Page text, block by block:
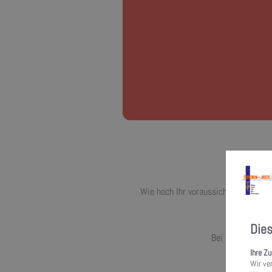
Wenn der Emissions­grenzwert für Staub
Wie hoch Ihr voraussichtlicher
Bei
Ihre
Wir